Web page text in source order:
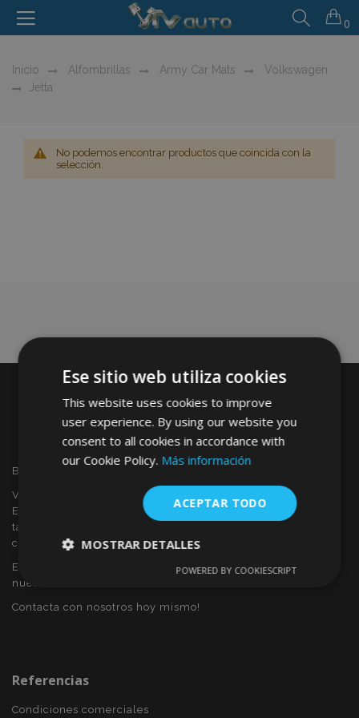
0
Inicio Alfombrillas Army Car Mats
Volkswagen
Jetta
No podemos encontrar productos que coincida con la
selección.
Bienvenido a VTVAUTO
VTVAUTO es distribuidor y proveedor al por mayor en
Europa, de accesorios de automóvil, tales como:
tapacubos, derivabrisas, fundas para asientos, alfombrillas,
cubiertas cromadas, marcos, etc.
Eres interesado en dropshipping o deseas convertirte en
nuestro socio?
Contacta con nosotros hoy mismo!
Referencias
Condiciones comerciales
Ese sitio web utiliza cookies
This website uses cookies to improve
user experience. By using our website you
consent to all cookies in accordance with
our Cookie Policy. Más información
ACEPTAR TODO
MOSTRAR DETALLES
necesarias
Cookies de
preferencias
POWERED BY COOKIESCRIPT